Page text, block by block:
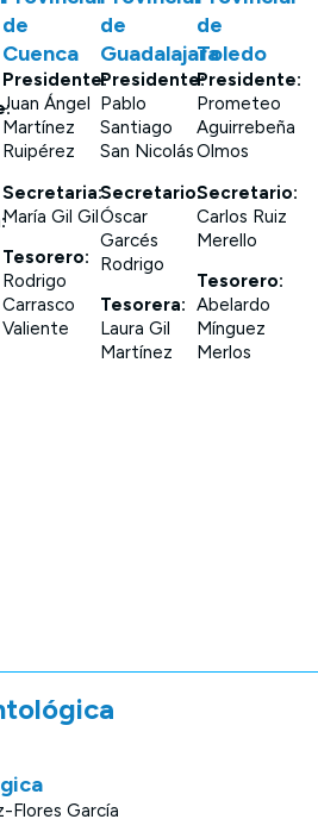
de
Cuenca
Presidente:
Juan Ángel
Martínez
Ruipérez
Secretaria:
María Gil Gil
Tesorero:
Rodrigo
Carrasco
Valiente
de
Guadalajara
Presidente:
Pablo
Santiago
San Nicolás
Secretario:
Óscar
Garcés
Rodrigo
Tesorera:
Laura Gil
Martínez
de
Toledo
Presidente:
Prometeo
Aguirrebeña
Olmos
Secretario:
Carlos Ruiz
Merello
Tesorero:
Abelardo
Mínguez
Merlos
Flores García